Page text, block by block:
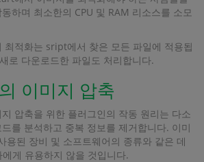
하며 최소한의 CPU 및 RAM 리소스를 소모
적화는 sript에서 찾은 모든 파일에 적용됩
로 다운로드한 파일도 처리합니다.
이미지 압축
압축을 위한 플러그인의 작동 원리는 다소
를 분석하고 중복 정보를 제거합니다. 이미
용된 장비 및 소프트웨어의 종류와 같은 데
게 유용하지 않을 것입니다.